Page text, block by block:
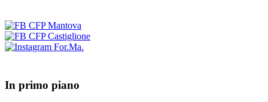
In primo piano